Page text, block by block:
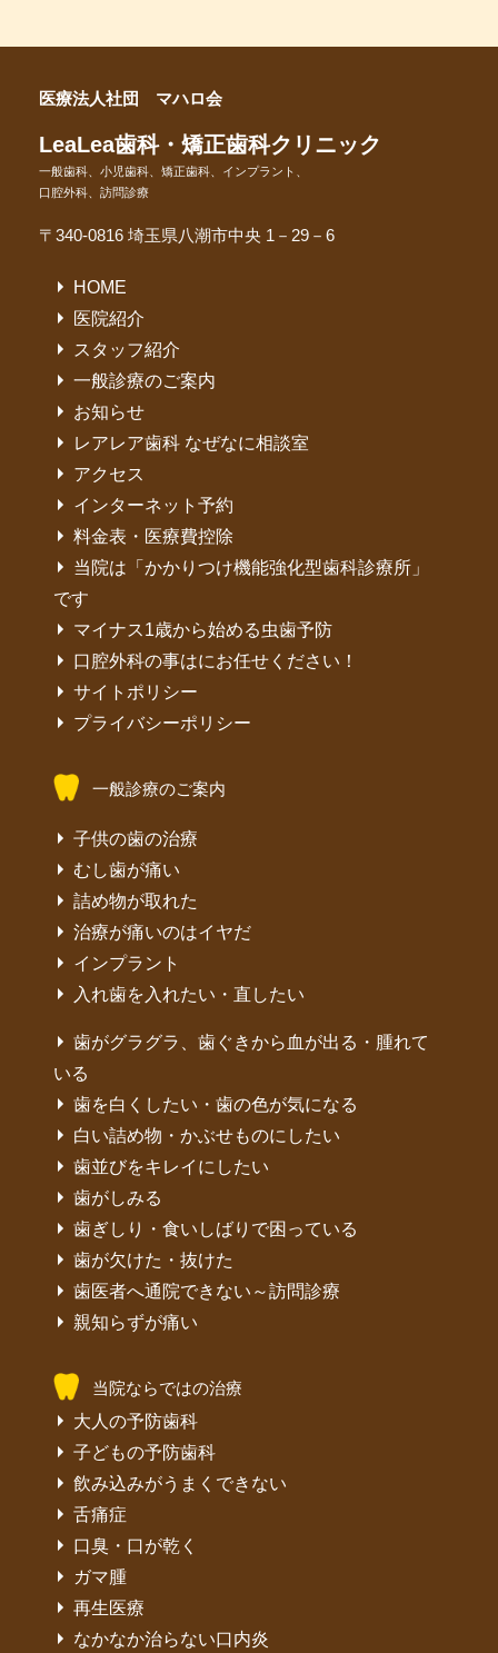
医療法人社団 マハロ会
LeaLea歯科・矯正歯科クリニック
一般歯科、小児歯科、矯正歯科、インプラント、
口腔外科、訪問診療
〒340-0816 埼玉県八潮市中央 1－29－6
HOME
医院紹介
スタッフ紹介
一般診療のご案内
お知らせ
レアレア歯科 なぜなに相談室
アクセス
インターネット予約
料金表・医療費控除
当院は「かかりつけ機能強化型歯科診療所」
です
マイナス1歳から始める虫歯予防
口腔外科の事はにお任せください！
サイトポリシー
プライバシーポリシー
一般診療のご案内
子供の歯の治療
むし歯が痛い
詰め物が取れた
治療が痛いのはイヤだ
インプラント
入れ歯を入れたい・直したい
歯がグラグラ、歯ぐきから血が出る・腫れて
いる
歯を白くしたい・歯の色が気になる
白い詰め物・かぶせものにしたい
歯並びをキレイにしたい
歯がしみる
歯ぎしり・食いしばりで困っている
歯が欠けた・抜けた
歯医者へ通院できない～訪問診療
親知らずが痛い
当院ならではの治療
大人の予防歯科
子どもの予防歯科
飲み込みがうまくできない
舌痛症
口臭・口が乾く
ガマ腫
再生医療
なかなか治らない口内炎